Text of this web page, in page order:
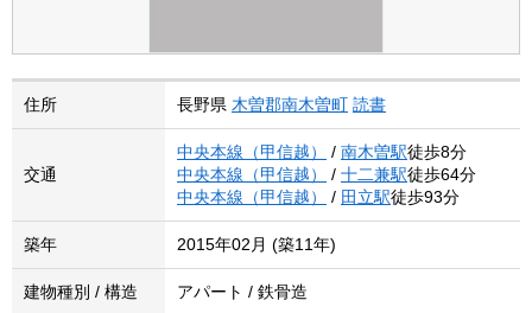
住所 長野県 木曽郡南木曽町 読書
交通
中央本線（甲信越） / 南木曽駅徒歩8分
中央本線（甲信越）
/ 十二兼駅徒歩64分
中央本線（甲信越）
/ 田立駅徒歩93分
築年 2015年02月 (築11年)
建物種別 / 構造 アパート / 鉄骨造